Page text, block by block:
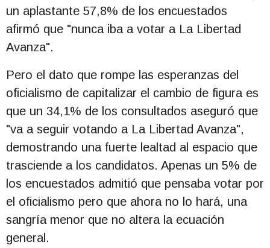
un aplastante 57,8% de los encuestados
afirmó que "nunca iba a votar a La Libertad
Avanza".
Pero el dato que rompe las esperanzas del
oficialismo de capitalizar el cambio de figura es
que un 34,1% de los consultados aseguró que
"va a seguir votando a La Libertad Avanza",
demostrando una fuerte lealtad al espacio que
trasciende a los candidatos. Apenas un 5% de
los encuestados admitió que pensaba votar por
el oficialismo pero que ahora no lo hará, una
sangría menor que no altera la ecuación
general.